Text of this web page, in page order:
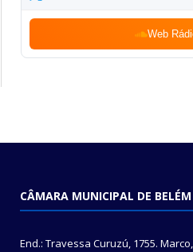
Web
CÂMARA MUNICIPAL DE BELÉM
End.: Travessa Curuzú, 1755.